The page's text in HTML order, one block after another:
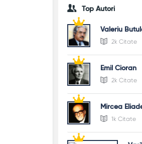
Top Autori
Valeriu
2k Citate
Emil Cioran
2k Citate
Mircea
1k Citate